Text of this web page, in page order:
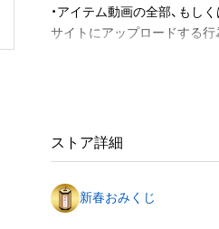
・アイテム動画の全部、もし
サイトにアップロードする行
・本アイテムに関する創作
用新案権、商標権、意匠権そ
託を受けている者によって保
ストア詳細
新春おみくじ